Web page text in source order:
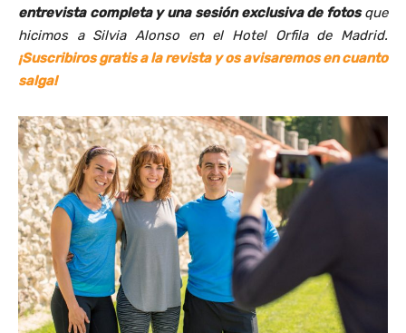
entrevista completa y una sesión exclusiva de fotosque
hicimos a Silvia Alonso en el Hotel Orfila de Madrid.
¡Suscribiros gratis a la revista y os avisaremos en cuanto
salga!